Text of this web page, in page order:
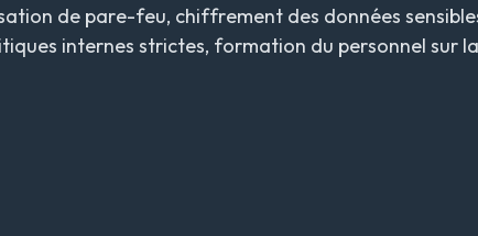
de pare-feu, chiffrement des données
internes strictes, formation du personnel sur